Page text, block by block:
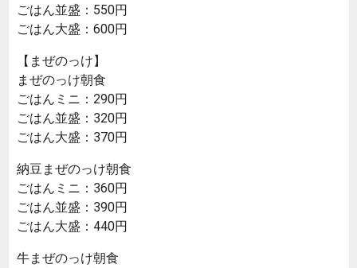
ごはん並盛：550円
ごはん大盛：600円
【まぜのっけ】
まぜのっけ朝食
ごはんミニ：290円
ごはん並盛：320円
ごはん大盛：370円
納豆まぜのっけ朝食
ごはんミニ：360円
ごはん並盛：390円
ごはん大盛：440円
牛まぜのっけ朝食